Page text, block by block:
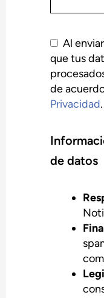
Al
que tus
de
Privacidad.
de datos